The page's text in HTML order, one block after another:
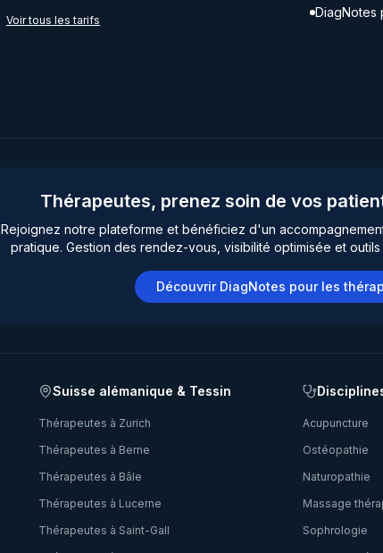
Voir tous les tarifs
DiagNotes
Thérapeutes, prenez soin de vos
Rejoignez notre plateforme et bénéficiez d'un
pratique. Gestion des rendez-vous, visibilité optimisée et
Découvrir DiagNotes pour les
Suisse alémanique & Tessin
Thérapeutes à Zurich
Thérapeutes à Berne
Thérapeutes à Bâle
Thérapeutes à Lucerne
Thérapeutes à Saint-Gall
Acupuncture
Ostéopathie
Naturopathie
Massage
Sophrologie